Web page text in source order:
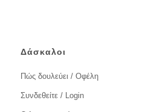
Δάσκαλοι
Πώς δουλεύει / Οφέλη
Συνδεθείτε / Login